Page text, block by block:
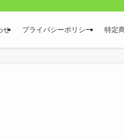
せ プライバシーポリシー 特定